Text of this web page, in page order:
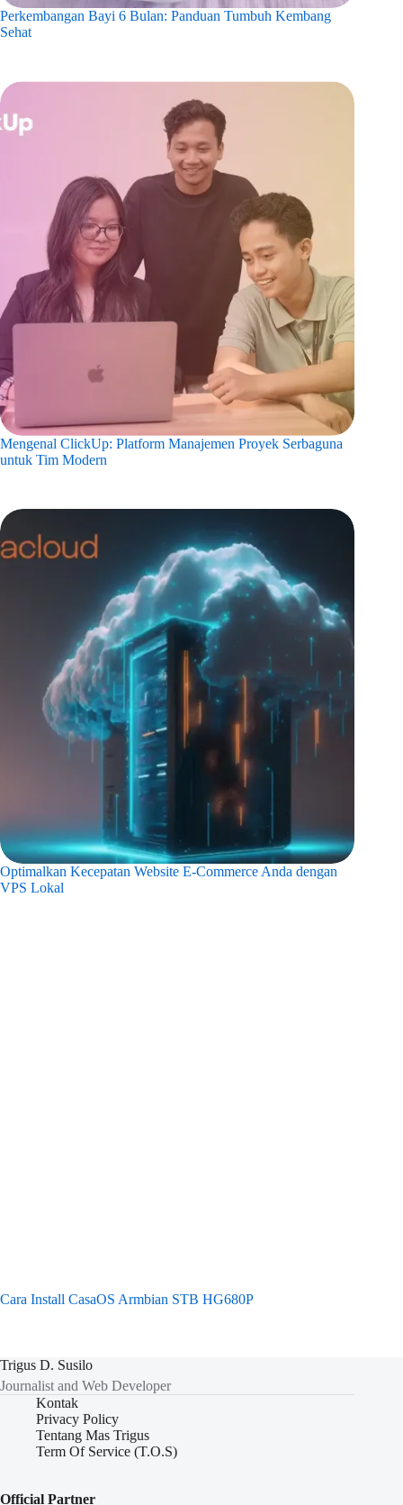
Perkembangan Bayi 6 Bulan: Panduan Tumbuh Kembang
Sehat
Mengenal ClickUp: Platform Manajemen Proyek Serbaguna
untuk Tim Modern
Optimalkan Kecepatan Website E-Commerce Anda dengan
VPS Lokal
Cara Install CasaOS Armbian STB HG680P
Trigus D. Susilo
Journalist and Web Developer
Kontak
Privacy Policy
Tentang Mas Trigus
Term Of Service (T.O.S)
Official Partner